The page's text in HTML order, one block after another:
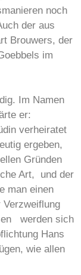
noch
der aus
Brouwers, der
im
Im Namen
er:
verheiratet
ergeben,
Gründen
Art, und der
man einen
Verzweiflung
werden sich
Hans
wie allen